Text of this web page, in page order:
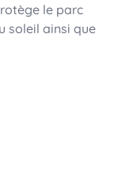
le parc
soleil ainsi que